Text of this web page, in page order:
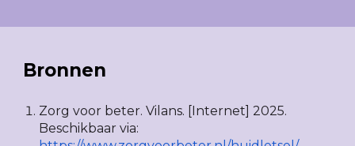
Bronnen
Zorg voor beter. Vilans. [Internet] 2025.
Beschikbaar via: